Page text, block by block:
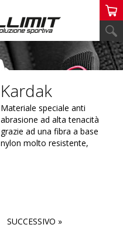
Kardak
Materiale speciale anti
abrasione ad alta tenacità
grazie ad una fibra a base
nylon molto resistente,
SUCCESSIVO »